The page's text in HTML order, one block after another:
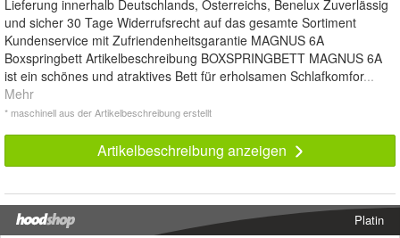
Lieferung innerhalb Deutschlands, Österreichs, Benelux Zuverlässig
und sicher 30 Tage Widerrufsrecht auf das gesamte Sortiment
Kundenservice mit Zufriendenheitsgarantie MAGNUS 6A
Boxspringbett Artikelbeschreibung BOXSPRINGBETT MAGNUS 6A
ist ein schönes und atraktives Bett für erholsamen Schlafkomfor...
Mehr
* maschinell aus der Artikelbeschreibung erstellt
Artikelbeschreibung anzeigen
Platin